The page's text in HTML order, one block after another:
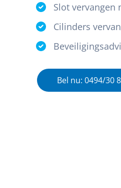
Slot vervangen
Cilinders
Bel nu: 0494/30